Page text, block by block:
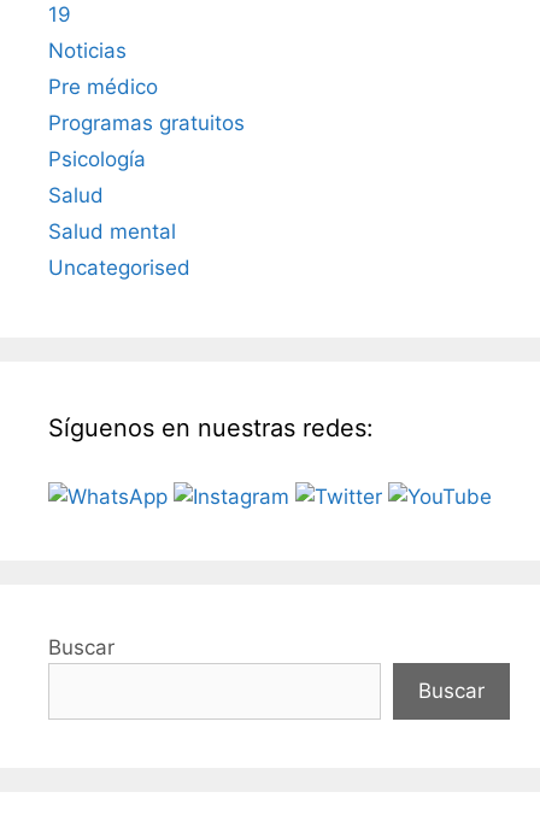
19
Noticias
Pre médico
Programas gratuitos
Psicología
Salud
Salud mental
Uncategorised
Síguenos en nuestras redes:
Buscar
Buscar